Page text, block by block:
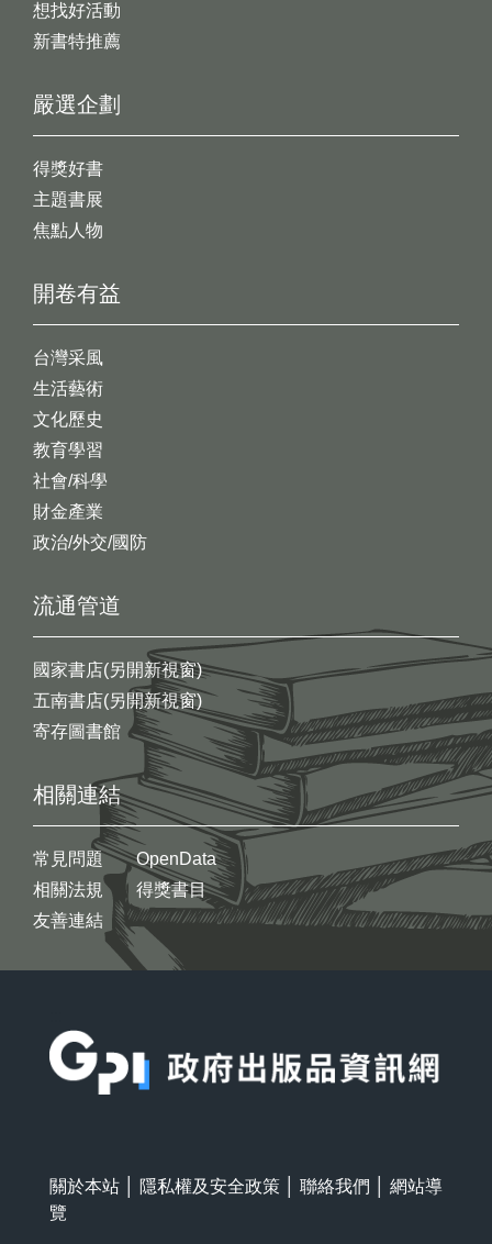
想找好活動
新書特推薦
開卷有益
台灣采風
生活藝術
文化歷史
教育學習
社會/科學
財金產業
政治/外交/國防
嚴選企劃
得獎好書
主題書展
焦點人物
流通管道
國家書店(另開新視窗)
五南書店(另開新視窗)
寄存圖書館
相關連結
常見問題
相關法規
友善連結
OpenData
得獎書目
關於本站 隱私權及安全政策 聯絡我們
網站導
覽